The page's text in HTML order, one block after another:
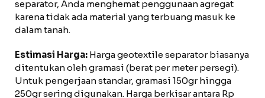
separator, Anda menghemat penggunaan agregat
karena tidak ada material yang terbuang masuk ke
dalam tanah.
Estimasi Harga: Harga geotextile separator biasanya
ditentukan oleh gramasi (berat per meter persegi).
Untuk pengerjaan standar, gramasi 150gr hingga
250gr sering digunakan. Harga berkisar antara Rp